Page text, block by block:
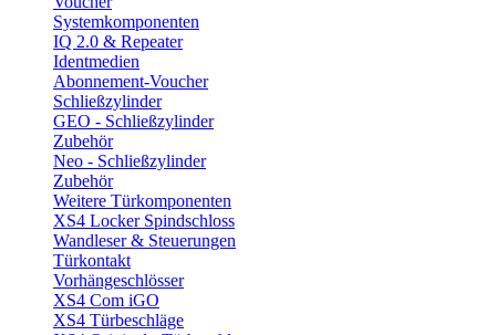
Systemkomponenten
IQ 2.0 & Repeater
Identmedien
Abonnement-Voucher
Schließzylinder
GEO - Schließzylinder
Zubehör
Neo - Schließzylinder
Zubehör
Weitere Türkomponenten
XS4 Locker Spindschloss
Wandleser & Steuerungen
Türkontakt
Vorhängeschlösser
XS4 Com iGO
XS4 Türbeschläge